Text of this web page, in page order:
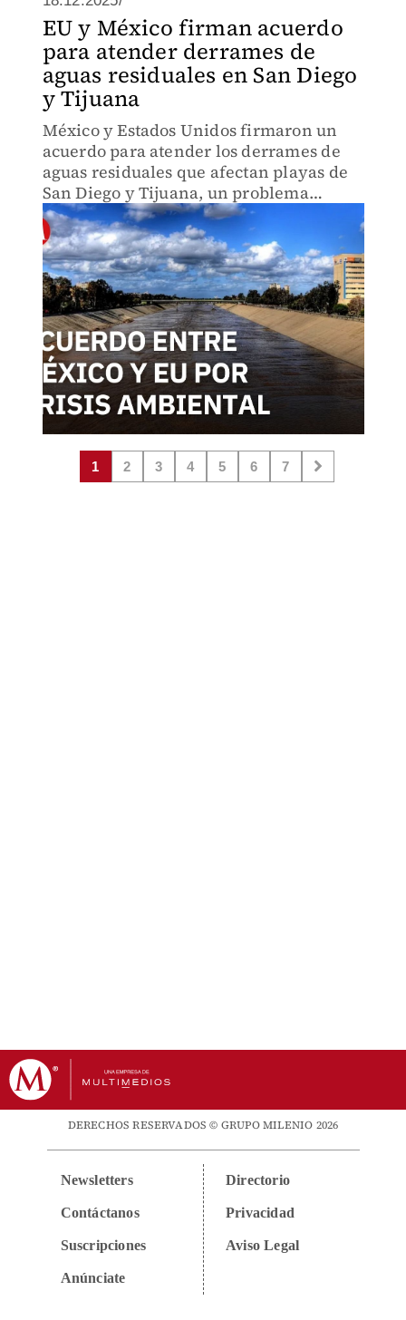
EU y México firman acuerdo
para atender derrames de
aguas residuales en San Diego
y Tijuana
México y Estados Unidos firmaron un
acuerdo para atender los derrames de
aguas residuales que afectan playas de
San Diego y Tijuana, un problema
ambiental histórico ligado al río Tijuana
y a sistemas de drenaje incompletos.
1 2 3 4 5 6 7
DERECHOS RESERVADOS © GRUPO MILENIO 2026
Newsletters
Contáctanos
Suscripciones
Anúnciate
Directorio
Privacidad
Aviso Legal